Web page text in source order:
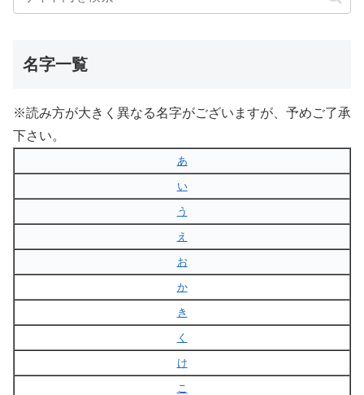
名字一覧
※読み方が大きく異なる名字がございますが、予めご了承
下さい。
あ
い
う
え
お
か
き
く
け
こ